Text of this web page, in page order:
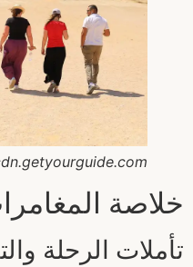
خلاصة
تأملات الرحلة